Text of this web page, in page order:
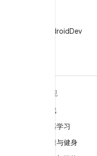
在 X 上关注 @AndroidDev
发现
游戏
机器学习
健康与健身